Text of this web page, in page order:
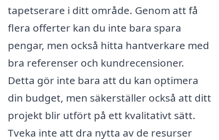
tapetserare i ditt område. Genom att få
flera offerter kan du inte bara spara
pengar, men också hitta hantverkare med
bra referenser och kundrecensioner.
Detta gör inte bara att du kan optimera
din budget, men säkerställer också att ditt
projekt blir utfört på ett kvalitativt sätt.
Tveka inte att dra nytta av de resurser